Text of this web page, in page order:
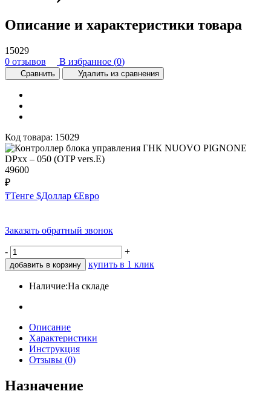
Описание и характеристики товара
15029
0 отзывов
В избранное (0)
Сравнить Удалить из сравнения
Код товара: 15029
49600
₽
₸Тенге $Доллар €Евро
Заказать обратный звонок
- +
добавить в корзину купить в 1 клик
Наличие:На складе
Описание
Характеристики
Инструкция
Отзывы (0)
Назначение